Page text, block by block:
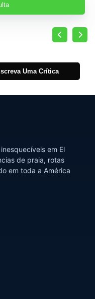
Uma Crítica
em El
de praia, rotas
em toda a América